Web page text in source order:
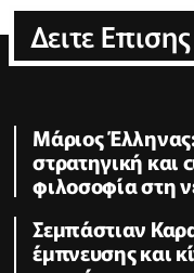
Δειτε Επισης
Μάριος
στρατηγική
φιλοσοφία στη
Σεμπάστιαν
έμπνευσης και